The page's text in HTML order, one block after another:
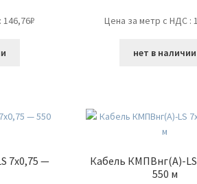
Цена за метр с НДС :
нет в наличии
7х0,75 —
Кабель КМПВнг(А)-
550 м